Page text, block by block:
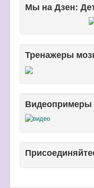
Мы на Дзен:
Тренажеры
Видеопримеры